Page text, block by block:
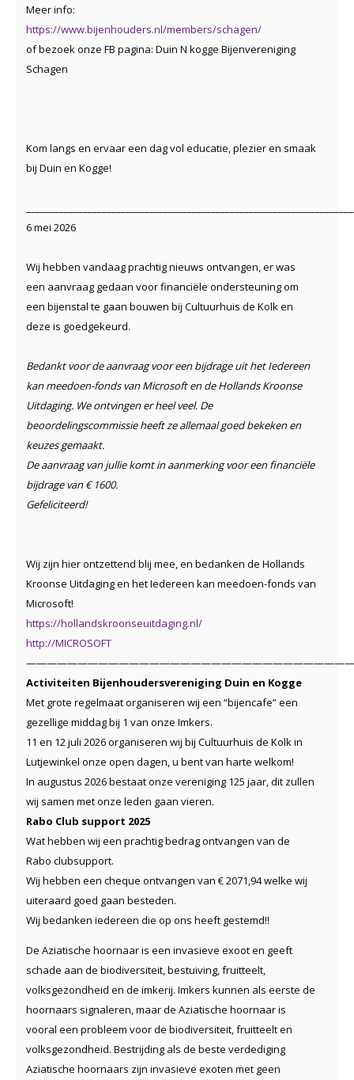
Meer info:
https://www.bijenhouders.nl/members/schagen/
of bezoek onze FB pagina: Duin N kogge Bijenvereniging
Schagen
Kom langs en ervaar een dag vol educatie, plezier en smaak
bij Duin en Kogge!
6 mei 2026
Wij hebben vandaag prachtig nieuws ontvangen, er was
een aanvraag gedaan voor financiële ondersteuning om
een bijenstal te gaan bouwen bij Cultuurhuis de Kolk en
deze is goedgekeurd.
Bedankt voor de aanvraag voor een bijdrage uit het Iedereen
kan meedoen-fonds van Microsoft en de Hollands Kroonse
Uitdaging. We ontvingen er heel veel. De
beoordelingscommissie heeft ze allemaal goed bekeken en
keuzes gemaakt.
De aanvraag van jullie komt in aanmerking voor een financiële
bijdrage van € 1600.
Gefeliciteerd!
Wij zijn hier ontzettend blij mee, en bedanken de Hollands
Kroonse Uitdaging en het Iedereen kan meedoen-fonds van
Microsoft!
https://hollandskroonseuitdaging.nl/
http://MICROSOFT
Activiteiten Bijenhoudersvereniging Duin en Kogge
Met grote regelmaat organiseren wij een “bijencafe” een
gezellige middag bij 1 van onze Imkers.
11 en 12 juli 2026 organiseren wij bij Cultuurhuis de Kolk in
Lutjewinkel onze open dagen, u bent van harte welkom!
In augustus 2026 bestaat onze vereniging 125 jaar, dit zullen
wij samen met onze leden gaan vieren.
Rabo Club support 2025
Wat hebben wij een prachtig bedrag ontvangen van de
Rabo clubsupport.
Wij hebben een cheque ontvangen van € 2071,94 welke wij
uiteraard goed gaan besteden.
Wij bedanken iedereen die op ons heeft gestemd!!
De Aziatische hoornaar is een invasieve exoot en geeft
schade aan de biodiversiteit, bestuiving, fruitteelt,
volksgezondheid en de imkerij. Imkers kunnen als eerste de
hoornaars signaleren, maar de Aziatische hoornaar is
vooral een probleem voor de biodiversiteit, fruitteelt en
volksgezondheid. Bestrijding als de beste verdediging
Aziatische hoornaars zijn invasieve exoten met geen